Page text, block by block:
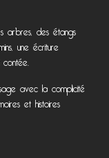
arbres, des étangs
une écriture
avec la complicité
et histoires